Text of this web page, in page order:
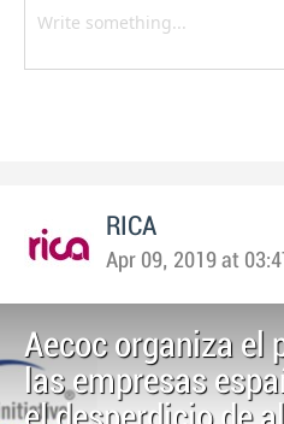
RICA
Apr 09, 2019 at
Aecoc organiza el
las empresas